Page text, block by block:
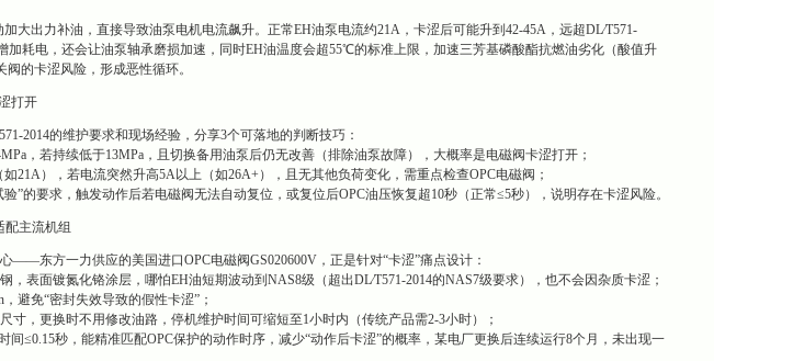
大出力补油，直接导致油泵电机电流飙升。正常EH油泵电流约21A，卡涩后可能升到42-45A，远超DL∕T571-
加耗电，还会让油泵轴承磨损加速，同时EH油温度会超55℃的标准上限，加速三芳基磷酸酯抗燃油劣化（酸值升
的卡涩风险，形成恶性循环。
打开
2014的维护要求和现场经验，分享3个可落地的判断技巧：
，若持续低于13MPa，且切换备用油泵后仍无改善（排除油泵故障），大概率是电磁阀卡涩打开；
21A），若电流突然升高5A以上（如26A+），且无其他负荷变化，需重点检查OPC电磁阀；
”的要求，触发动作后若电磁阀无法自动复位，或复位后OPC油压恢复超10秒（正常≤5秒），说明存在卡涩风险。
配主流机组
——东方一力供应的美国进口OPC电磁阀GS020600V，正是针对“卡涩”痛点设计：
表面镀氮化铬涂层，哪怕EH油短期波动到NAS8级（超出DL∕T571-2014的NAS7级要求），也不会因杂质卡涩；
避免“密封失效导致的假性卡涩”；
，更换时不用修改油路，停机维护时间可缩短至1小时内（传统产品需2-3小时）；
≤0.15秒，能精准匹配OPC保护的动作时序，减少“动作后卡涩”的概率，某电厂更换后连续运行8个月，未出现一